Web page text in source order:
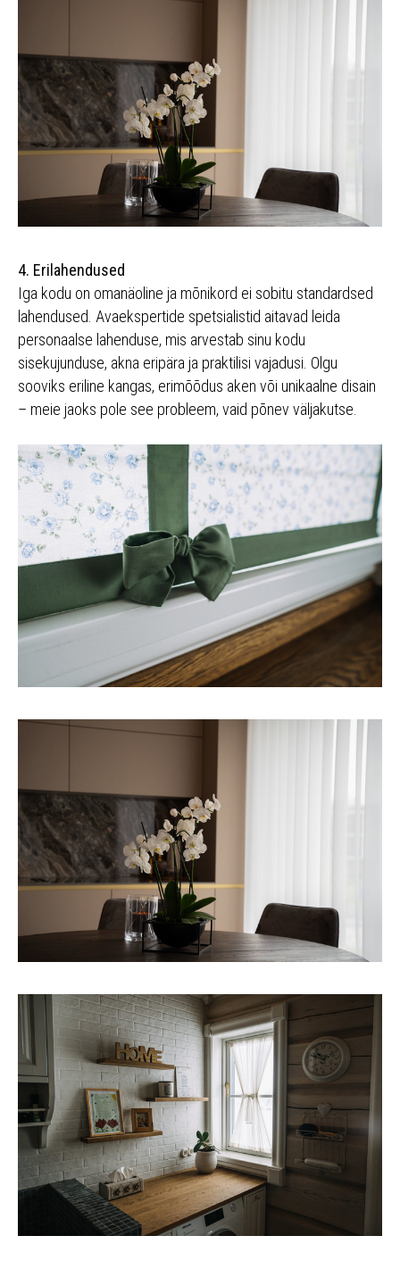
4. Erilahendused
Iga kodu on omanäoline ja mõnikord ei sobitu standardsed
lahendused. Avaekspertide spetsialistid aitavad leida
personaalse lahenduse, mis arvestab sinu kodu
sisekujunduse, akna eripära ja praktilisi vajadusi. Olgu
sooviks eriline kangas, erimõõdus aken või unikaalne disain
– meie jaoks pole see probleem, vaid põnev väljakutse.